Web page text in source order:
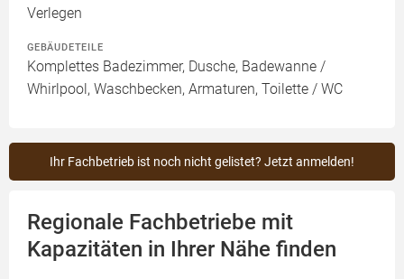
Verlegen
GEBÄUDETEILE
Komplettes Badezimmer, Dusche, Badewanne /
Whirlpool, Waschbecken, Armaturen, Toilette / WC
Ihr Fachbetrieb ist noch nicht gelistet? Jetzt anmelden!
Regionale Fachbetriebe mit
Kapazitäten in Ihrer Nähe finden